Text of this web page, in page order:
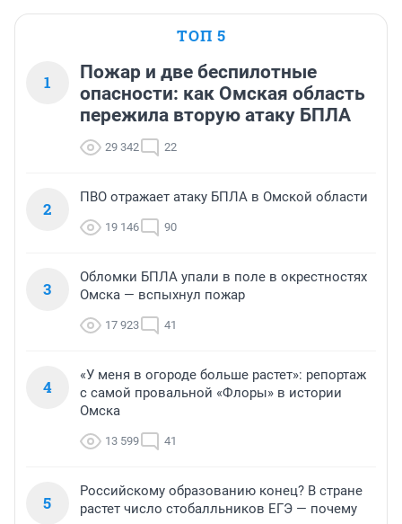
ТОП 5
1
Пожар и две беспилотные
опасности: как Омская область
пережила вторую атаку БПЛА
29 342 22
2
ПВО отражает атаку БПЛА в Омской области
19 146 90
3
Обломки БПЛА упали в поле в окрестностях
Омска — вспыхнул пожар
17 923 41
4
«У меня в огороде больше растет»: репортаж
с самой провальной «Флоры» в истории
Омска
13 599 41
5
Российскому образованию конец? В стране
растет число стобалльников ЕГЭ — почему